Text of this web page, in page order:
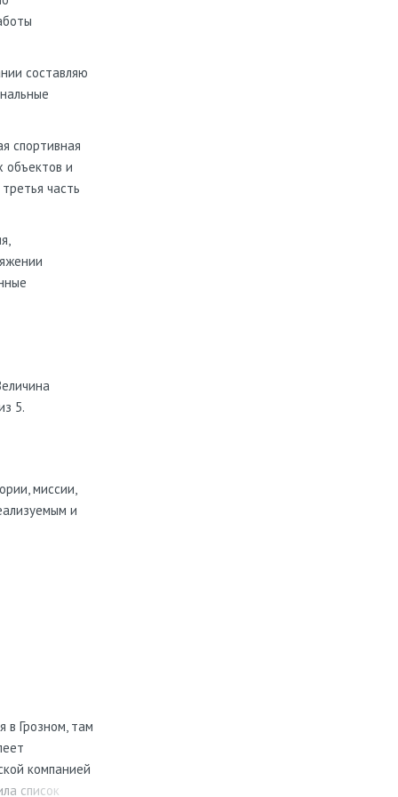
составляю
спортивная
объектов и
часть
5.
миссии,
и
в Грозном, там
компанией
список